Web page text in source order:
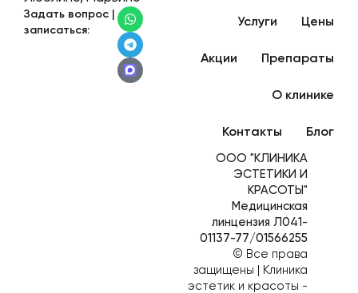
Задать вопрос |
записаться:
Услуги Цены
Акции Препараты
О клинике
Контакты Блог
ООО "КЛИНИКА
ЭСТЕТИКИ И
КРАСОТЫ"
Медицинская
линцензия Л041-
01137-77/01566255
© Все права
защищены | Клиника
эстетик и красоты -